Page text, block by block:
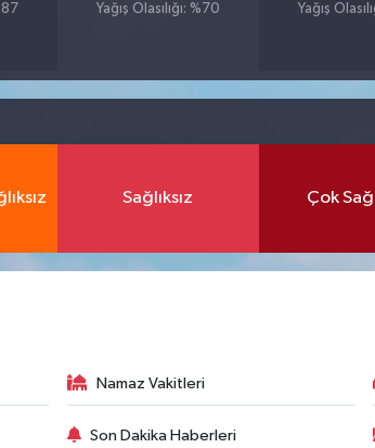
Yağış Olasılığı: %70
Yağış
Sağlıksız Çok
Namaz Vakitleri
Son Dakika Haberleri